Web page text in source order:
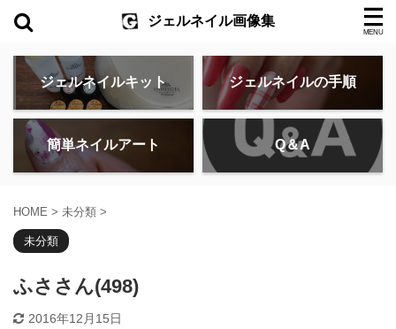
ジェルネイル画像集
ジェルネイルキット ジェルネイルの手順
簡単ネイルアート Q＆A
HOME > 未分類 >
未分類
ふささん(498)
2016年12月15日